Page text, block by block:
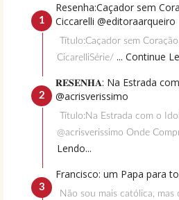
Resenha:Caçador sem
Ciccarelli @editoraarqueiro
Título:Caçador sem
CicarelliSérie/ ... Continue
𝐑𝐄𝐒𝐄𝐍𝐇𝐀: Na Estrada
@acrisverissimo
Título:Na Estrada com o
@acrisverissimo Onde
Lendo...
Francisco: um Papa para
Não sou mais católica, mas